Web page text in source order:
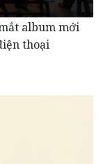
thoại